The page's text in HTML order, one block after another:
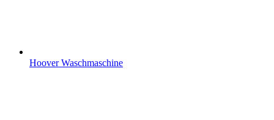
Hoover Waschmaschine